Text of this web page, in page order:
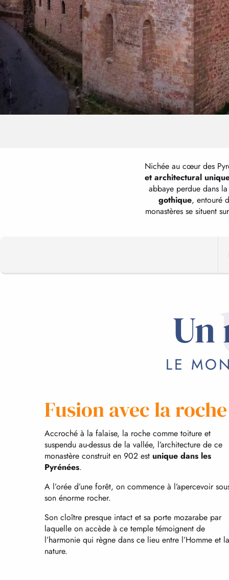
Nichée au cœur des
et architectural
abbaye perdue dans
gothique, entouré
monastères se situent
LE
Fusion avec la roche
Accroché à la falaise, la roche comme toiture et
suspendu au-dessus de la vallée, l’architecture de ce
monastère construit en 902 est unique dans les
Pyrénées.
A l’orée d’une forêt, on commence à l’apercevoir
son énorme rocher.
Son cloître presque intact et sa porte mozarabe par
laquelle on accède à ce temple témoignent de
l’harmonie qui règne dans ce lieu entre l’Homme et la
nature.